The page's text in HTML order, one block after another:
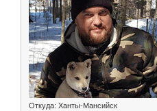
Откуда: Ханты-Мансийск